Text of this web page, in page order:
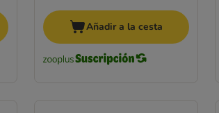
Añadir a la cesta